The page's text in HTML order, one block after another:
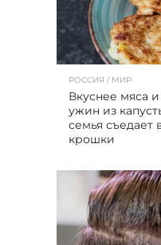
РОССИЯ / МИР
Вкуснее мяса
ужин из
семья съедает
крошки